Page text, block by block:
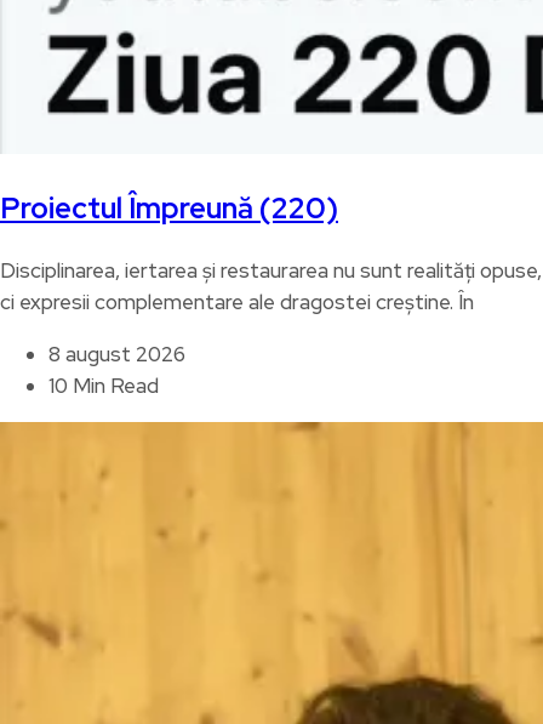
Proiectul Împreună (220)
Disciplinarea, iertarea și restaurarea nu sunt realități opuse,
ci expresii complementare ale dragostei creștine. În
8 august 2026
10 Min Read